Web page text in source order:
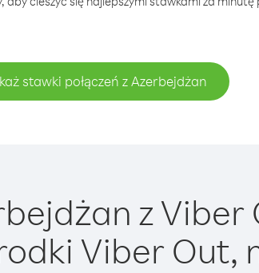
stawki połączeń z Azerbejdżan
z
Viber Out,